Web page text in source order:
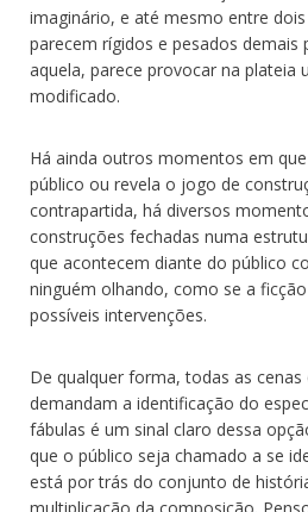
imaginário, e até mesmo entre
parecem rígidos e pesados demais
aquela, parece provocar na plateia
modificado.
Há ainda outros momentos em
público ou revela o jogo de
contrapartida, há diversos
construções fechadas numa
que acontecem diante do público
ninguém olhando, como se a
possíveis intervenções.
De qualquer forma, todas as
demandam a identificação do
fábulas é um sinal claro dessa
que o público seja chamado a se
está por trás do conjunto de
multiplicação da composição.